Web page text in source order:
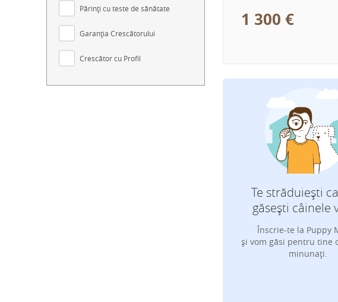
Părinți cu teste de sănătate
Garanția Crescătorului
Crescător cu Profil
1 300 €
Te străduiești
găsești câinele
Înscrie-te la Puppy
și vom găsi pentru tine
minunați.